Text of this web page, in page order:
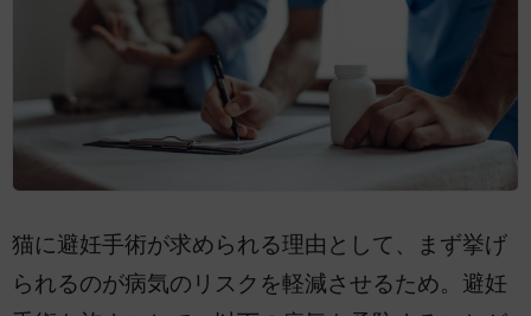
猫に避妊手術が求められる理由として、まず挙げ
られるのが病気のリスクを軽減させるため。避妊